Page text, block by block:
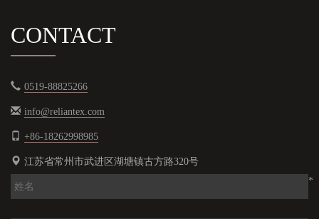
CONTACT
0519-88825266
info@reliantex.com
+86-18262998985
江苏省常州市武进区湖塘镇古方路320号
*